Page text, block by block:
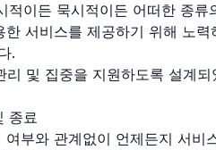
적이든 묵시적이든 어떠한 종
한 서비스를 제공하기 위해 노
.
리 및 집중을 지원하도록 설계
종료
여부와 관계없이 언제든지 서